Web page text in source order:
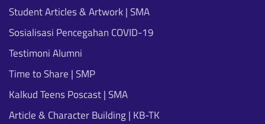
Student Articles & Artwork | SMA
Sosialisasi Pencegahan COVID-19
Testimoni Alumni
Time to Share | SMP
Kalkud Teens Poscast | SMA
Article & Character Building | KB-TK